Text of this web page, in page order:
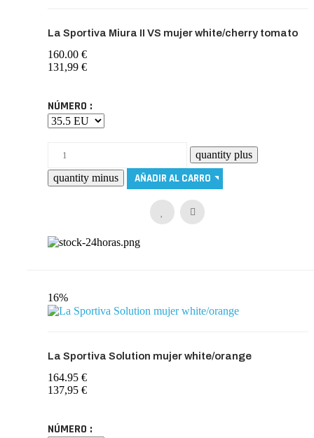
La Sportiva Miura II VS mujer white/cherry tomato
160.00 €
131,99 €
NÚMERO :
16%
La Sportiva Solution mujer white/orange
164.95 €
137,95 €
NÚMERO :